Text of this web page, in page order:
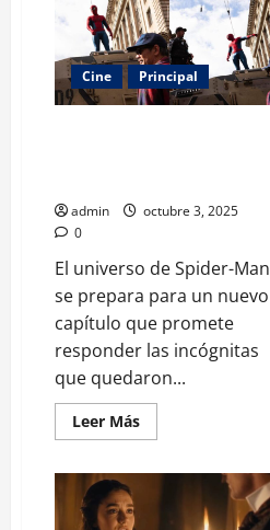
del
cine
‘stop
motion’
que
tienes
que
Cine Principal
admin
octubre 3, 2025
0
El universo de Spider-Man
se prepara para un nuevo
capítulo que promete
responder las incógnitas
que quedaron...
Leer MásLeer
más